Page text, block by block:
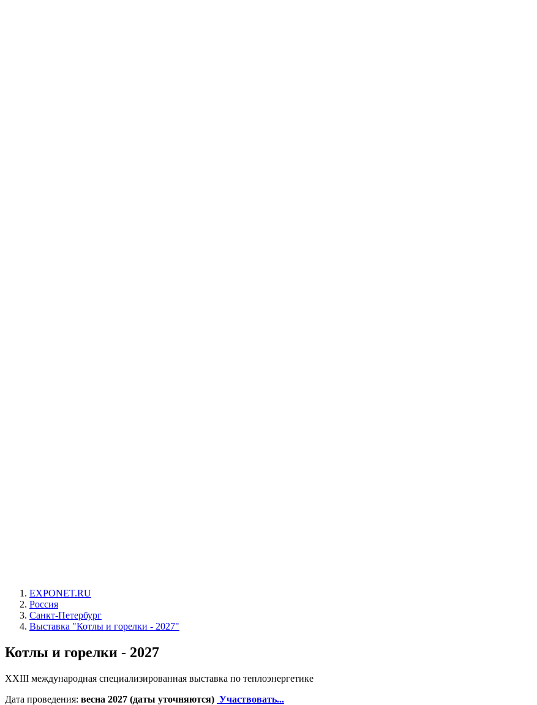
EXPONET.RU
Россия
Санкт-Петербург
Выставка "Котлы и горелки - 2027"
Котлы и горелки - 2027
XXIII международная специализированная выставка по теплоэнергетике
Дата проведения: весна 2027 (даты уточняются) Участвовать...